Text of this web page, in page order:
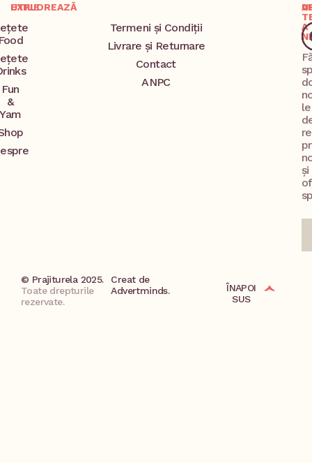
EXPLOREAZĂ
Fun
&
Yam
UTILE
Termeni și Condiții
Livrare și Returnare
Contact
ANPC
A
și
© Prajiturela 2025.
Toate drepturile
rezervate.
Creat de
Advertminds.
ÎNAPOI
SUS